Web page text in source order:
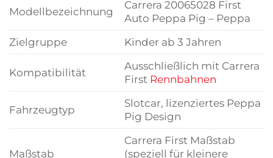
Modellbezeichnung
Carrera 20065028 First
Auto Peppa Pig – Peppa
Zielgruppe
Kinder ab 3 Jahren
Kompatibilität
Ausschließlich mit Carrera
First Rennbahnen
Fahrzeugtyp
Slotcar, lizenziertes Peppa
Pig Design
Maßstab
Carrera First Maßstab
(speziell für kleinere